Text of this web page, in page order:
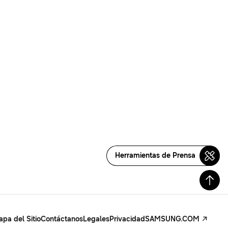
Herramientas de Prensa
del SitioContáctanosLegalesPrivacidadSAMSUNG.COM